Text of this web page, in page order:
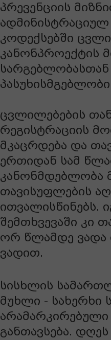
პრევენციის
კოდექსებში
კანონპროექტის
ცვლილებების
რეგისტრაციის
მკაცრდება და
ერთიდან სამ
კანონმდებლობა
თავისუფლების
ითვალისწინებს.
შემთხვევაში კი
ორ წლამდე ვადა
ვადით.
სისხლის
მუხლი - სახერხი
განთავსება.